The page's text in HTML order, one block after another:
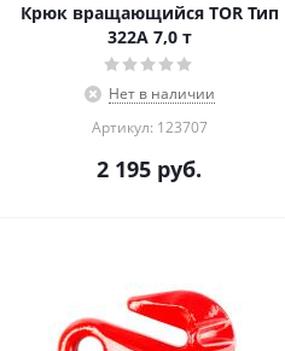
Крюк вращающийся TOR Тип
322А 7,0 т
Нет в наличии
Артикул: 123707
2 195 руб.